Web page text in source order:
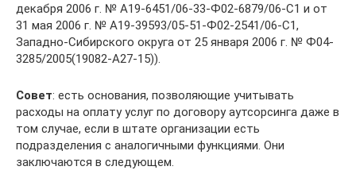
декабря 2006 г. № А19-6451/06-33-Ф02-6879/06-С1 и от
31 мая 2006 г. № А19-39593/05-51-Ф02-2541/06-С1,
Западно-Сибирского округа от 25 января 2006 г. № Ф04-
3285/2005(19082-А27-15)).
Совет: есть основания, позволяющие учитывать
расходы на оплату услуг по договору аутсорсинга даже в
том случае, если в штате организации есть
подразделения с аналогичными функциями. Они
заключаются в следующем.